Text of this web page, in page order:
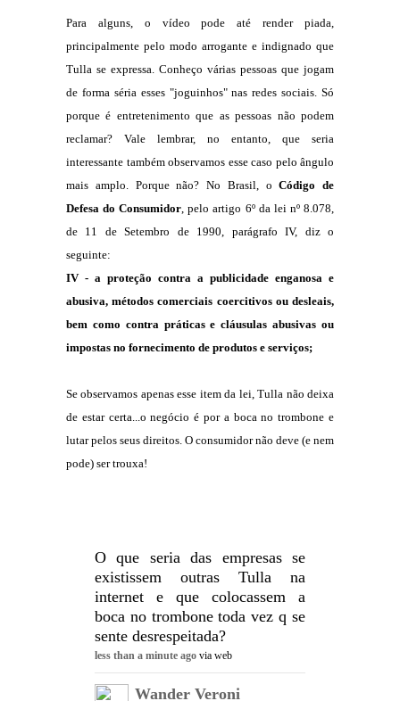
Para alguns, o vídeo pode até render piada,
principalmente pelo modo arrogante e indignado que
Tulla se expressa. Conheço várias pessoas que jogam
de forma séria esses "joguinhos" nas redes sociais. Só
porque é entretenimento que as pessoas não podem
reclamar? Vale lembrar, no entanto, que seria
interessante também observamos esse caso pelo ângulo
mais amplo. Porque não? No Brasil, oCódigo de
Defesa do Consumidor, pelo artigo 6º da lei nº 8.078,
de 11 de Setembro de 1990, parágrafo IV, diz o
seguinte:
IV - a proteção contra a publicidade enganosa e
abusiva, métodos comerciais coercitivos ou desleais,
bem como contra práticas e cláusulas abusivas ou
impostas no fornecimento de produtos e serviços;
Se observamos apenas esse item da lei, Tulla não deixa
de estar certa...o negócio é por a boca no trombone e
lutar pelos seus direitos. O consumidor não deve (e nem
pode) ser trouxa!
O que seria das empresas se
existissem outras Tulla na
internet e que colocassem a
boca no trombone toda vez q se
sente desrespeitada?
less than a minute ago via web
Wander Veroni